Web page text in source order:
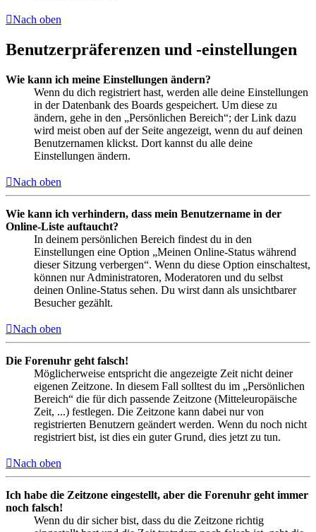
Nach oben
Benutzerpräferenzen und -einstellungen
Wie kann ich meine Einstellungen ändern?
Wenn du dich registriert hast, werden alle deine Einstellungen
in der Datenbank des Boards gespeichert. Um diese zu
ändern, gehe in den „Persönlichen Bereich“; der Link dazu
wird meist oben auf der Seite angezeigt, wenn du auf deinen
Benutzernamen klickst. Dort kannst du alle deine
Einstellungen ändern.
Nach oben
Wie kann ich verhindern, dass mein Benutzername in der
Online-Liste auftaucht?
In deinem persönlichen Bereich findest du in den
Einstellungen eine Option „Meinen Online-Status während
dieser Sitzung verbergen“. Wenn du diese Option einschaltest,
können nur Administratoren, Moderatoren und du selbst
deinen Online-Status sehen. Du wirst dann als unsichtbarer
Besucher gezählt.
Nach oben
Die Forenuhr geht falsch!
Möglicherweise entspricht die angezeigte Zeit nicht deiner
eigenen Zeitzone. In diesem Fall solltest du im „Persönlichen
Bereich“ die für dich passende Zeitzone (Mitteleuropäische
Zeit, ...) festlegen. Die Zeitzone kann dabei nur von
registrierten Benutzern geändert werden. Wenn du noch nicht
registriert bist, ist dies ein guter Grund, dies jetzt zu tun.
Nach oben
Ich habe die Zeitzone eingestellt, aber die Forenuhr geht immer
noch falsch!
Wenn du dir sicher bist, dass du die Zeitzone richtig